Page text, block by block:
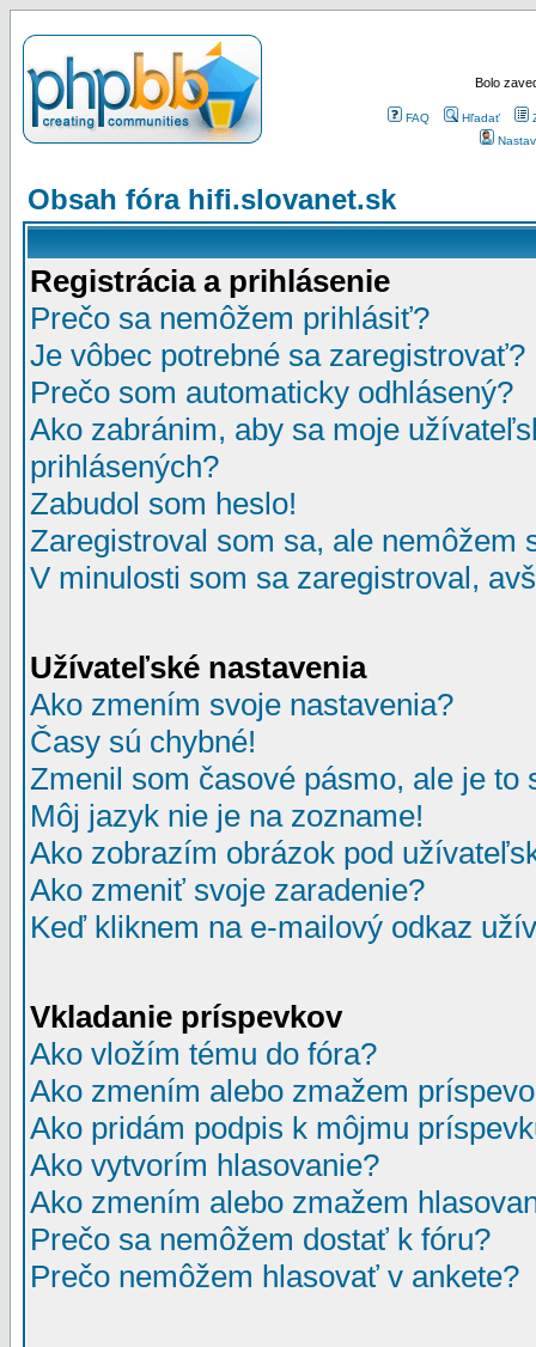
Bolo
FAQ Hľadať
Obsah fóra hifi.slovanet.sk
Registrácia a prihlásenie
Prečo sa nemôžem prihlásiť?
Je vôbec potrebné sa zaregistrovať?
Prečo som automaticky odhlásený?
Ako zabránim, aby sa moje
prihlásených?
Zabudol som heslo!
Zaregistroval som sa, ale nemôžem
V minulosti som sa zaregistroval,
Užívateľské nastavenia
Ako zmením svoje nastavenia?
Časy sú chybné!
Zmenil som časové pásmo, ale je to
Môj jazyk nie je na zozname!
Ako zobrazím obrázok pod
Ako zmeniť svoje zaradenie?
Keď kliknem na e-mailový odkaz
Vkladanie príspevkov
Ako vložím tému do fóra?
Ako zmením alebo zmažem
Ako pridám podpis k môjmu
Ako vytvorím hlasovanie?
Ako zmením alebo zmažem
Prečo sa nemôžem dostať k fóru?
Prečo nemôžem hlasovať v ankete?